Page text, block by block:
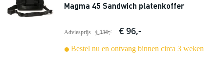
Magma 45 Sandwich platenkoffer
Adviesprijs € 119,- € 96,-
Bestel nu en ontvang binnen circa 3 weken